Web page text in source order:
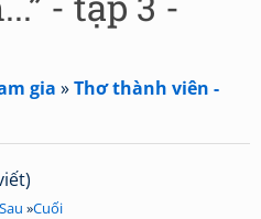
gia »Thơ thành viên -
Sau »Cuối